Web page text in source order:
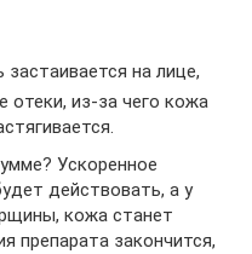
на лице,
отеки, из-за чего кожа
Ускоренное
действовать, а у
кожа станет
препарата закончится,